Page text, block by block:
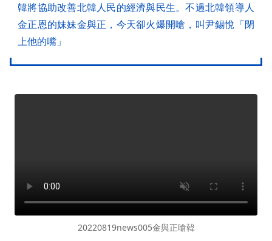
韓將協助改善北韓人民的經濟與民生。不過北韓領導人
金正恩的妹妹金與正，今天卻火爆開嗆，叫尹錫悅「閉
上他的嘴」
20220819news005金與正嗆韓